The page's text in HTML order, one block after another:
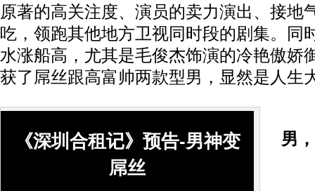
原著的高关注度、演员的卖力演出、接地
吃，领跑其他地方卫视同时段的剧集。同
水涨船高，尤其是毛俊杰饰演的冷艳傲娇
获了屌丝跟高富帅两款型男，显然是人生
《深圳合租记》预告-男神变
屌丝
男